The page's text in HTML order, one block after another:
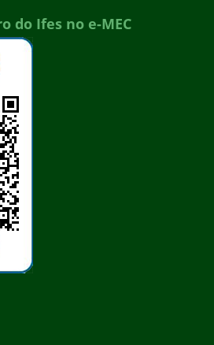
do Ifes no e-MEC